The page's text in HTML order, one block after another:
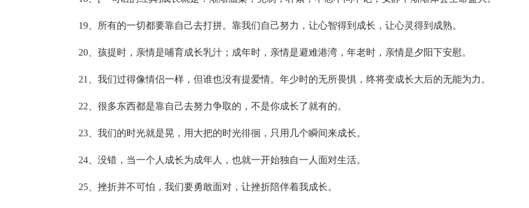
19、所有的一切都要靠自己去打拼。靠我们自己努力，让心智得到成长，让心灵得到成熟。
20、孩提时，亲情是哺育成长乳汁；成年时，亲情是避难港湾，年老时，亲情是夕阳下安慰。
21、我们过得像情侣一样，但谁也没有提爱情。年少时的无所畏惧，终将变成长大后的无能为力。
22、很多东西都是靠自己去努力争取的，不是你成长了就有的。
23、我们的时光就是晃，用大把的时光徘徊，只用几个瞬间来成长。
24、没错，当一个人成长为成年人，也就一开始独自一人面对生活。
25、挫折并不可怕，我们要勇敢面对，让挫折陪伴着我成长。